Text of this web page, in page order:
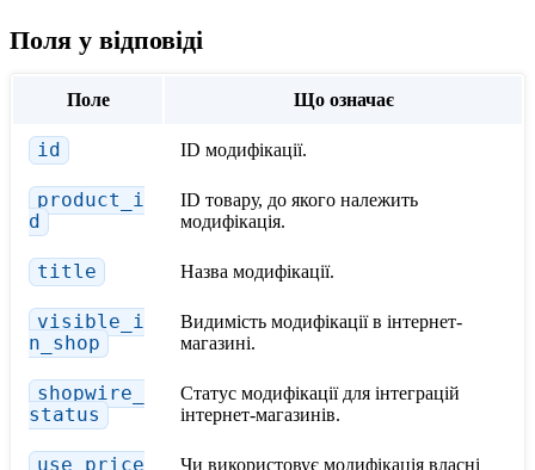
Поля у відповіді
Поле Що означає
id ID модифікації.
product_i
d
ID товару, до якого належить
модифікація.
title Назва модифікації.
visible_i
n_shop
Видимість модифікації в інтернет-
магазині.
shopwire_
status
Статус модифікації для інтеграцій
інтернет-магазинів.
use_price Чи використовує модифікація власні